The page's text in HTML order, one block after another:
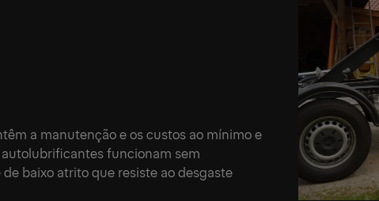
a manutenção e os custos ao mínimo e
funcionam sem
baixo atrito que resiste ao desgaste